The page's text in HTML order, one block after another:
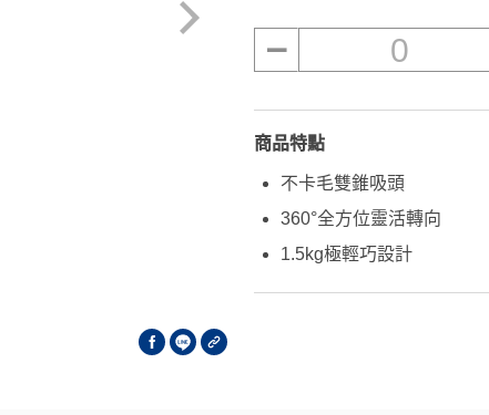
0
商品特點
不卡毛雙錐吸頭
360°全方位靈活轉向
1.5kg極輕巧設計